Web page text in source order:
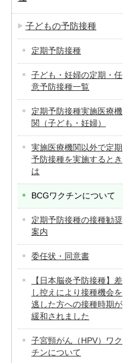
子どもの予防接種
定期予防接種
子ども・妊婦の定期・任
意予防接種一覧
定期予防接種実施医療機
関（子ども・妊婦）
実施医療機関以外で定期
予防接種を実施するとき
は
BCGワクチンについて
定期予防接種の接種勧奨
案内
委任状・同意書
【日本脳炎予防接種】差
し控えにより接種機会を
逃した方への接種時期が
緩和されました
子宮頸がん（HPV）ワク
チンについて